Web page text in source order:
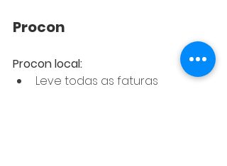
Procon
Procon local:
Leve todas as faturas